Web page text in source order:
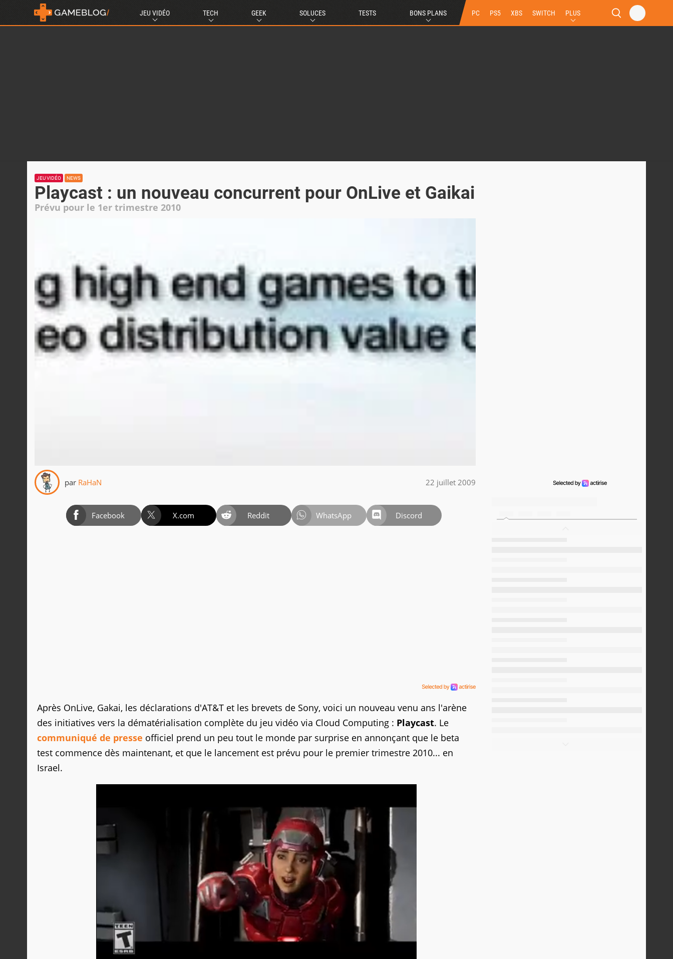
JEU VIDÉO TECH GEEK SOLUCES TESTS BONS PLANS PC PS5 XBS SWITCH PLUS
JEU VIDÉO NEWS
Playcast : un nouveau concurrent pour OnLive et Gaikai
Prévu pour le 1er trimestre 2010
par RaHaN 22 juillet 2009
Facebook X.com Reddit WhatsApp Discord
Après OnLive, Gakai, les déclarations d'AT&T et les brevets de Sony, voici un nouveau venu ans l'arène
des initiatives vers la dématérialisation complète du jeu vidéo via Cloud Computing : Playcast. Le
communiqué de presse officiel prend un peu tout le monde par surprise en annonçant que le beta
test commence dès maintenant, et que le lancement est prévu pour le premier trimestre 2010... en
Israel.